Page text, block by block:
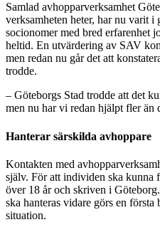
Samlad avhopparverksamhet
verksamheten heter, har nu varit i
socionomer med bred erfarenhet
heltid. En utvärdering av SAV
men redan nu går det att
trodde.
– Göteborgs Stad trodde att det
men nu har vi redan hjälpt fler än
Hanterar särskilda avhoppare
Kontakten med
själv. För att individen ska kunna
över 18 år och skriven i
ska hanteras vidare görs en
situation.